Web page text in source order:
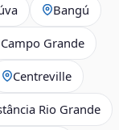
Bangú
Campo Grande
Centreville
Rio Grande